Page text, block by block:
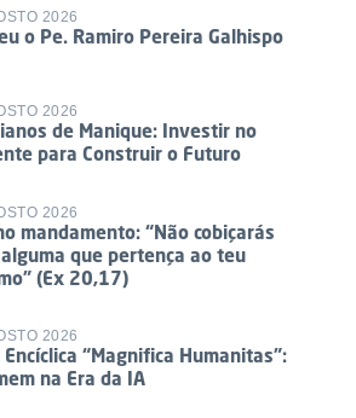
2026
o Pe. Ramiro Pereira Galhispo
2026
de Manique: Investir no
para Construir o Futuro
2026
mandamento: “Não cobiçarás
que pertença ao teu
(Ex 20,17)
2026
“Magnifica Humanitas”:
na Era da IA